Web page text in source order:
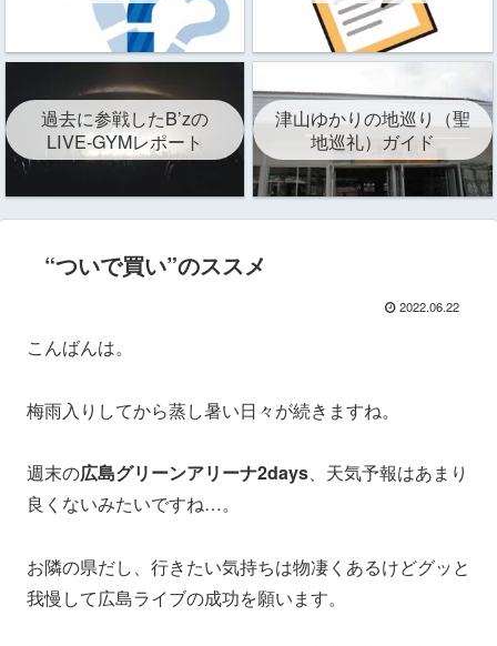
過去に参戦したB’zの
LIVE-GYMレポート
津山ゆかりの地巡り（聖
地巡礼）ガイド
“ついで買い”のススメ
2022.06.22
こんばんは。
梅雨入りしてから蒸し暑い日々が続きますね。
週末の広島グリーンアリーナ2days、天気予報はあまり
良くないみたいですね…。
お隣の県だし、行きたい気持ちは物凄くあるけどグッと
我慢して広島ライブの成功を願います。